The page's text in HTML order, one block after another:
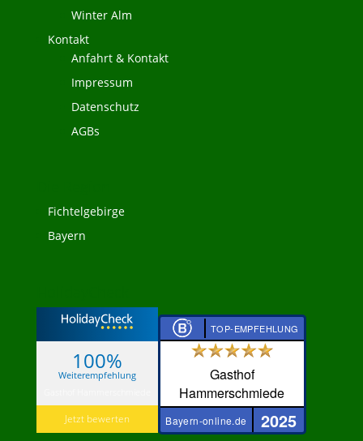
Winter Alm
Kontakt
Anfahrt & Kontakt
Impressum
Datenschutz
AGBs
Fichtelgebirge
Bayern
100%
Weiterempfehlung
Jetzt bewerten
TOP-EMPFEHLUNG
Gasthof
Hammerschmiede
Bayern-online.de 2025